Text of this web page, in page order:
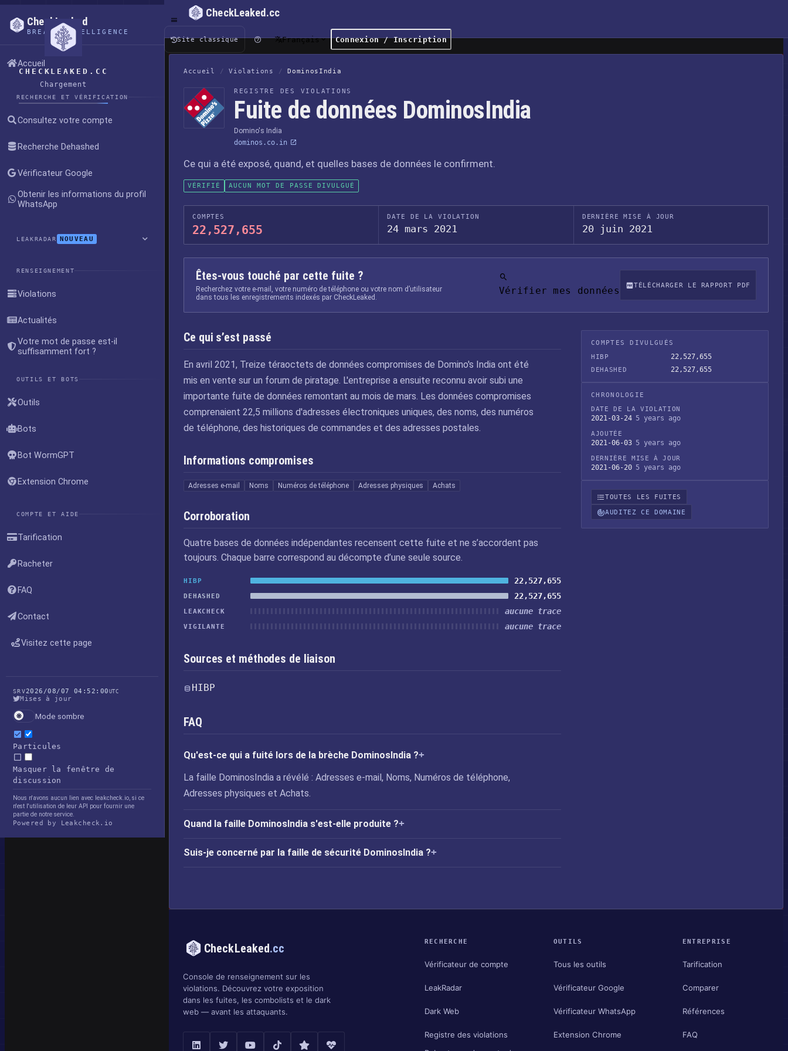
CHECKLEAKED.CC
Chargement
CheckLeaked
BREACH INTELLIGENCE
Accueil
RECHERCHE ET VÉRIFICATION
Consultez votre compte
Recherche Dehashed
Vérificateur Google
Obtenir les informations du profil
WhatsApp
LEAKRADAR NOUVEAU
RENSEIGNEMENT
Violations
Actualités
Votre mot de passe est-il
suffisamment fort ?
OUTILS ET BOTS
Outils
Bots
Bot WormGPT
Extension Chrome
COMPTE ET AIDE
Tarification
Racheter
FAQ
Contact
Visitez cette page
SRV2026/08/07 04:52:00UTC
Mises à jour
Mode sombre
Particules
Masquer la fenêtre de
discussion
Nous n'avons aucun lien avec leakcheck.io, si ce
n'est l'utilisation de leur API pour fournir une
partie de notre service.
Powered by Leakcheck.io
CheckLeaked.cc
Site classique Français Connexion / Inscription
Accueil / Violations / DominosIndia
REGISTRE DES VIOLATIONS
Fuite de données DominosIndia
Domino's India
dominos.co.in
Ce qui a été exposé, quand, et quelles bases de données le confirment.
VÉRIFIÉ AUCUN MOT DE PASSE DIVULGUÉ
COMPTES
22,527,655
DATE DE LA VIOLATION
24 mars 2021
DERNIÈRE MISE À JOUR
20 juin 2021
Êtes-vous touché par cette fuite ?
Recherchez votre e-mail, votre numéro de téléphone ou votre nom d’utilisateur
dans tous les enregistrements indexés par CheckLeaked.
Vérifier mes données TÉLÉCHARGER LE RAPPORT PDF
Ce qui s’est passé
En avril 2021, Treize téraoctets de données compromises de Domino's India ont été
mis en vente sur un forum de piratage. L'entreprise a ensuite reconnu avoir subi une
importante fuite de données remontant au mois de mars. Les données compromises
comprenaient 22,5 millions d'adresses électroniques uniques, des noms, des numéros
de téléphone, des historiques de commandes et des adresses postales.
Informations compromises
Adresses e-mail Noms Numéros de téléphone Adresses physiques Achats
Corroboration
Quatre bases de données indépendantes recensent cette fuite et ne s’accordent pas
toujours. Chaque barre correspond au décompte d’une seule source.
HIBP 22,527,655
DEHASHED 22,527,655
LEAKCHECK aucune trace
VIGILANTE aucune trace
Sources et méthodes de liaison
HIBP
FAQ
Qu'est-ce qui a fuité lors de la brèche DominosIndia ?
La faille DominosIndia a révélé : Adresses e-mail, Noms, Numéros de téléphone,
Adresses physiques et Achats.
Quand la faille DominosIndia s'est-elle produite ?
Suis-je concerné par la faille de sécurité DominosIndia ?
COMPTES DIVULGUÉS
HIBP
22,527,655
DEHASHED 22,527,655
CHRONOLOGIE
DATE DE LA VIOLATION
2021-03-24 5 years ago
AJOUTÉE
2021-06-03 5 years ago
DERNIÈRE MISE À JOUR
2021-06-20 5 years ago
TOUTES LES FUITES
AUDITEZ CE DOMAINE
CheckLeaked.cc
Console de renseignement sur les
violations. Découvrez votre exposition
dans les fuites, les combolists et le dark
web — avant les attaquants.
RECHERCHE
Vérificateur de compte
LeakRadar
Dark Web
Registre des violations
OUTILS
Tous les outils
Vérificateur Google
Vérificateur WhatsApp
Extension Chrome
ENTREPRISE
Tarification
Comparer
Références
FAQ